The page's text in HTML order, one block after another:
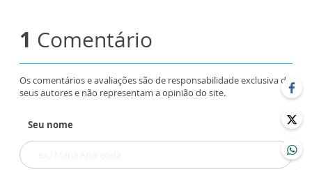
1 Comentário
Os comentários e avaliações são de responsabilidade exclusiva de
seus autores e não representam a opinião do site.
Seu nome